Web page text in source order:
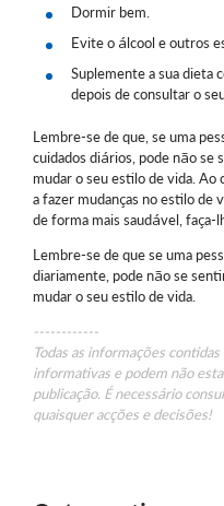
Dormir bem.
Evite o álcool e outros
Suplemente a sua dieta
depois de consultar o
Lembre-se de que, se uma
cuidados diários, pode não se
mudar o seu estilo de vida.
a fazer mudanças no estilo de
de forma mais saudável, faça-
Lembre-se de que se uma
diariamente, pode não se
mudar o seu estilo de vida.
------------
Todas as informações
informativas e podem não
publicação. É necessário
quaisquer acções e decisões!